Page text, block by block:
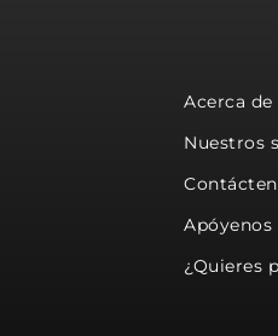
Acerca de
Nuestros
Apóyenos
¿Quieres